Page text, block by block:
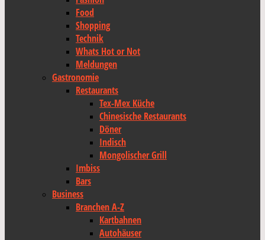
Food
Shopping
Technik
Whats Hot or Not
Meldungen
Gastronomie
Restaurants
Tex-Mex Küche
Chinesische Restaurants
Döner
Indisch
Mongolischer Grill
Imbiss
Bars
Business
Branchen A-Z
Kartbahnen
Autohäuser